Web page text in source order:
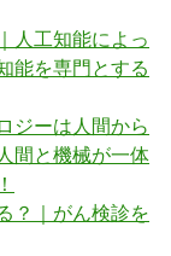
人工知能によっ
能を専門とする
ジーは人間から
間と機械が一体
？｜がん検診を